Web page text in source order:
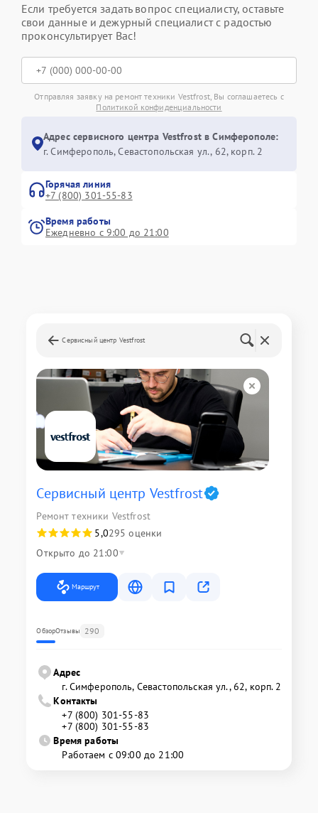
Если требуется задать вопрос специалисту, оставьте
свои данные и дежурный специалист с радостью
проконсультирует Вас!
Отправляя заявку на ремонт техники Vestfrost, Вы соглашаетесь с
Политикой конфиденциальности
Адрес сервисного центра Vestfrost в Симферополе:
г. Симферополь, Севастопольская ул., 62, корп. 2
Горячая линия
+7 (800) 301-55-83
Время работы
Ежедневно с 9:00 до 21:00
Сервисный центр Vestfrost
Сервисный центр Vestfrost
Ремонт техники Vestfrost
5,0295 оценки
Открыто до 21:00
Маршрут
ОбзорОтзывы 290
Адрес
г. Симферополь, Севастопольская ул., 62, корп. 2
Контакты
+7 (800) 301-55-83
+7 (800) 301-55-83
Время работы
Работаем с 09:00 до 21:00